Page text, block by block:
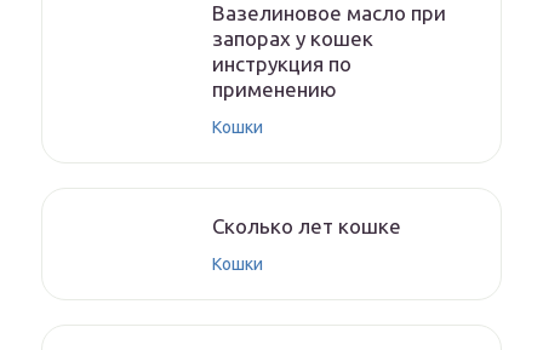
Вазелиновое масло при
запорах у кошек
инструкция по
применению
Кошки
Cколько лет кошке
Кошки